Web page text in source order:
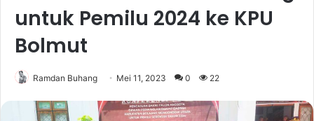
untuk Pemilu 2024 ke KPU
Bolmut
Ramdan Buhang Mei 11, 2023 0 22